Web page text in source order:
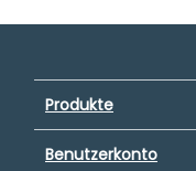
Produkte
Benutzerkonto